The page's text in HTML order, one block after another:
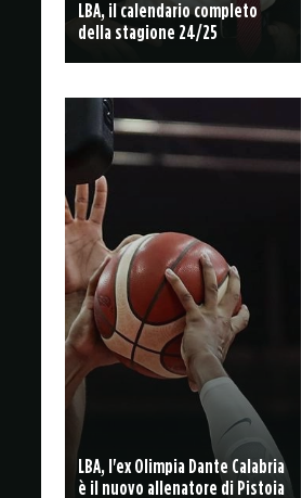
LBA, il calendario completo
della stagione 24/25
LBA, l'ex Olimpia Dante Calabria
è il nuovo allenatore di Pistoia